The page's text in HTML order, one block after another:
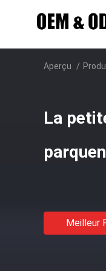
Aperçu /
La
Meilleur